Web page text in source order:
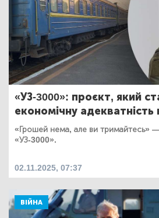
«УЗ-3000»: проєкт, який
економічну адекватність
«Грошей нема, але ви тримайтесь»
«УЗ-3000».
02.11.2025, 07:37
ВІЙНА